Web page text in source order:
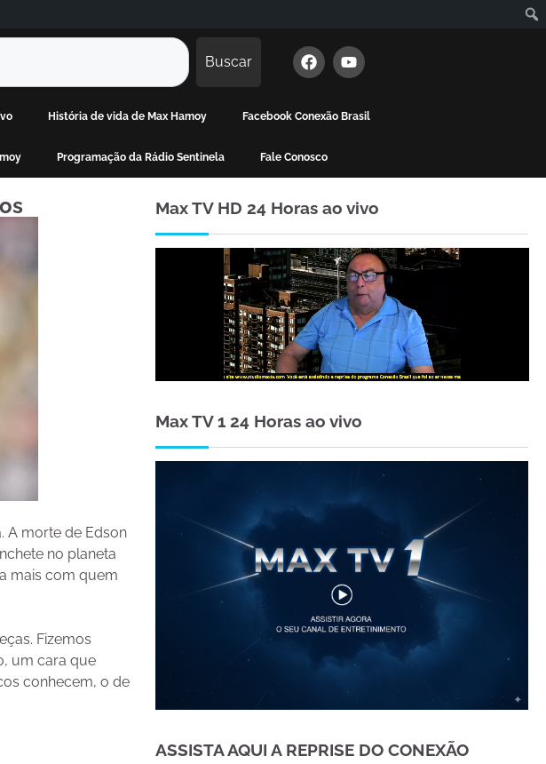
Buscar
História de vida de Max Hamoy Facebook Conexão Brasil
Programação da Rádio Sentinela Fale Conosco
A morte de Edson
no planeta
mais com quem
Fizemos
um cara que
conhecem, o de
Max TV HD 24 Horas ao vivo
Max TV 1 24 Horas ao vivo
ASSISTA AQUI A REPRISE DO CONEXÃO